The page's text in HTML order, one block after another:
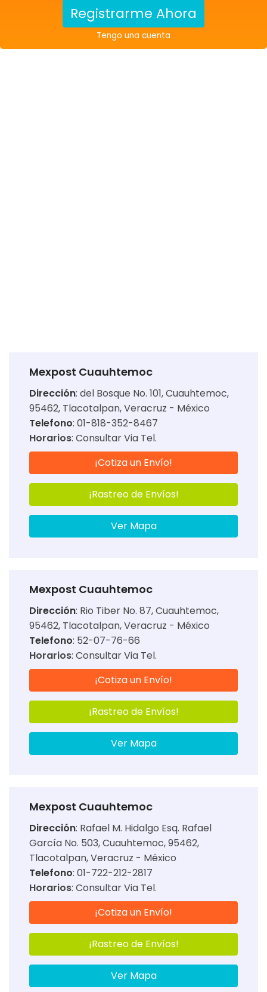
Registrarme Ahora
Tengo una cuenta
Mexpost Cuauhtemoc
Dirección: del Bosque No. 101, Cuauhtemoc,
95462, Tlacotalpan, Veracruz - México
Telefono: 01-818-352-8467
Horarios: Consultar Via Tel.
¡Cotiza un Envío!
¡Rastreo de Envíos!
Ver Mapa
Mexpost Cuauhtemoc
Dirección: Rio Tiber No. 87, Cuauhtemoc,
95462, Tlacotalpan, Veracruz - México
Telefono: 52-07-76-66
Horarios: Consultar Via Tel.
¡Cotiza un Envío!
¡Rastreo de Envíos!
Ver Mapa
Mexpost Cuauhtemoc
Dirección: Rafael M. Hidalgo Esq. Rafael
García No. 503, Cuauhtemoc, 95462,
Tlacotalpan, Veracruz - México
Telefono: 01-722-212-2817
Horarios: Consultar Via Tel.
¡Cotiza un Envío!
¡Rastreo de Envíos!
Ver Mapa